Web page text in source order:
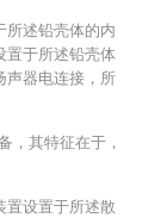
所述铅壳体的内
置于所述铅壳体
声器电连接，所
，其特征在于，
置设置于所述散